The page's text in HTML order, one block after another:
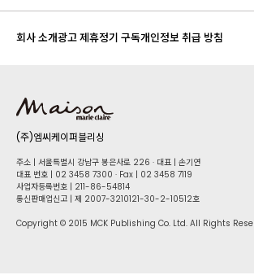
회사 소개광고 제휴정기 구독개인정보 취급 방침
(주)엠씨케이퍼블리싱
주소 | 서울특별시 강남구 봉은사로 226 · 대표 | 손기연
대표 번호 | 02 34​58 7300 · Fax | 02 34​58 7119
사업자등록번호 | 211-86-5​4814
통신판매업신고 | 제 2007-3210121-30-2-10512호
Copyright © 2015 MCK Publishing Co. Ltd. All Rights